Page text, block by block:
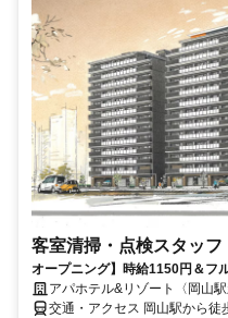
客室清掃・点検スタッフ
オープニング】時給1150円＆フ
アパホテル&リゾート〈岡山駅
交通・アクセス 岡山駅から徒